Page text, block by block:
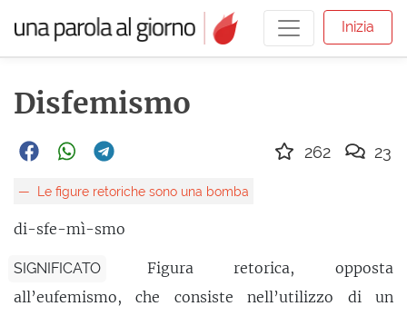
Inizia
Disfemismo
Le figure retoriche sono una bomba
di-sfe-mì-smo
SIGNIFICATO
Figura retorica, opposta
all’eufemismo, che consiste nell’utilizzo di un
262 23